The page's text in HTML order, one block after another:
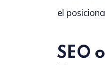
el
SEO